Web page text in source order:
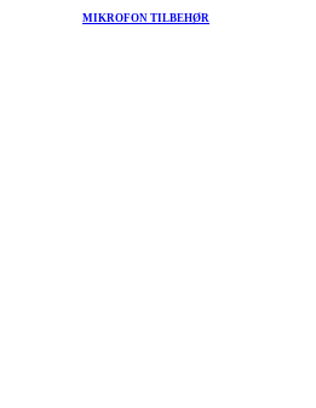
MIKROFON TILBEHØR